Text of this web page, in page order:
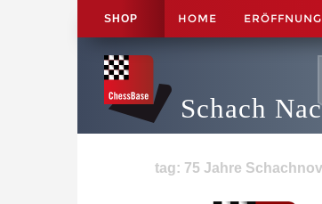
SHOP HOME
Schach
tag: 75 Jahre